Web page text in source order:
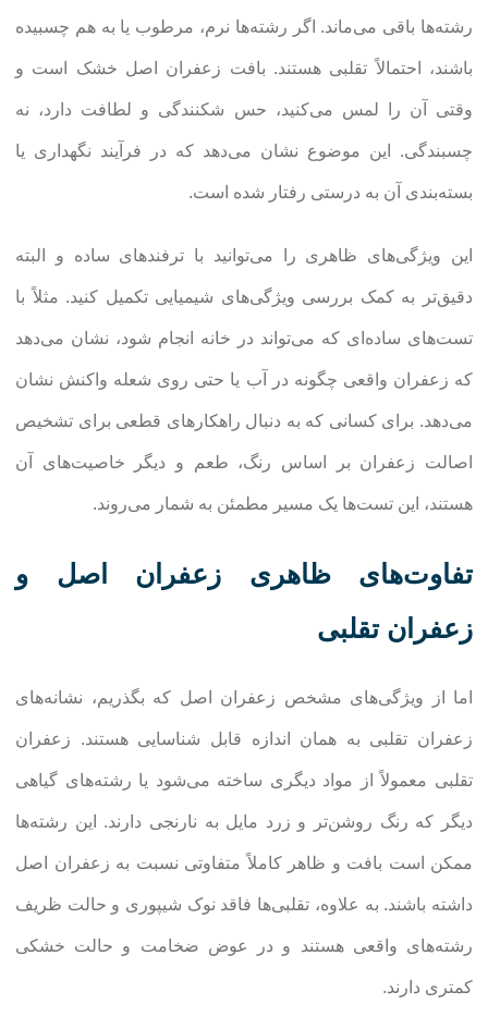
رشته‌ها باقی می‌ماند. اگر رشته‌ها نرم، مرطوب یا به هم چسبیده
باشند، احتمالاً تقلبی هستند. بافت زعفران اصل خشک است و
وقتی آن را لمس می‌کنید، حس شکنندگی و لطافت دارد، نه
چسبندگی. این موضوع نشان می‌دهد که در فرآیند نگهداری یا
بسته‌بندی آن به درستی رفتار شده است.
این ویژگی‌های ظاهری را می‌توانید با ترفندهای ساده و البته
دقیق‌تر به کمک بررسی ویژگی‌های شیمیایی تکمیل کنید. مثلاً با
تست‌های ساده‌ای که می‌تواند در خانه انجام شود، نشان می‌دهد
که زعفران واقعی چگونه در آب یا حتی روی شعله واکنش نشان
می‌دهد. برای کسانی که به دنبال راهکارهای قطعی برای تشخیص
اصالت زعفران بر اساس رنگ، طعم و دیگر خاصیت‌های آن
هستند، این تست‌ها یک مسیر مطمئن به شمار می‌روند.
تفاوت‌های ظاهری زعفران اصل و
زعفران تقلبی
اما از ویژگی‌های مشخص زعفران اصل که بگذریم، نشانه‌های
زعفران تقلبی به همان اندازه قابل شناسایی هستند. زعفران
تقلبی معمولاً از مواد دیگری ساخته می‌شود یا رشته‌های گیاهی
دیگر که رنگ روشن‌تر و زرد مایل به نارنجی دارند. این رشته‌ها
ممکن است بافت و ظاهر کاملاً متفاوتی نسبت به زعفران اصل
داشته باشند. به علاوه، تقلبی‌ها فاقد نوک شیپوری و حالت ظریف
رشته‌های واقعی هستند و در عوض ضخامت و حالت خشکی
کمتری دارند.